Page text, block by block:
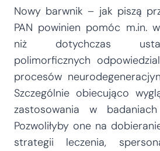
Nowy barwnik – jak piszą
PAN powinien pomóc m.in.
niż dotychczas
polimorficznych
procesów
Szczególnie obiecująco
zastosowania w
Pozwoliłyby one na
strategii leczenia,